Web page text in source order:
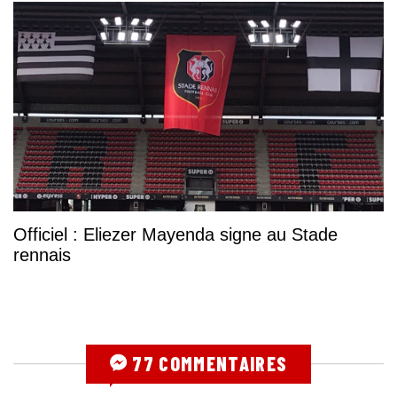
Officiel : Eliezer Mayenda signe au Stade
rennais
77 COMMENTAIRES